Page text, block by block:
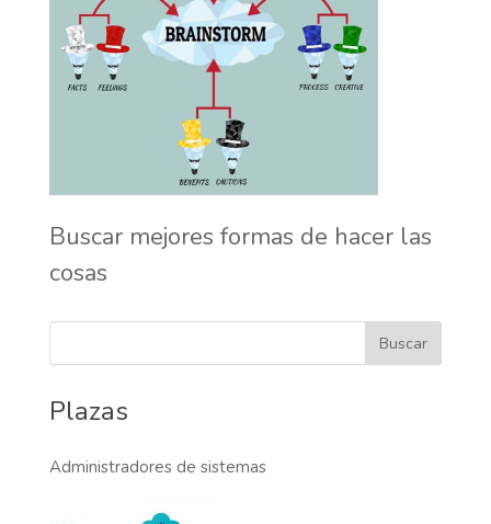
Buscar mejores formas de hacer las
cosas
Plazas
Administradores de sistemas